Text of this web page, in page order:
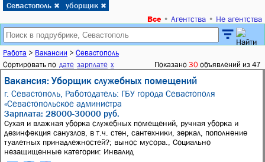
Севастополь ✖ уборщик ✖
Все • Агентства • Не агентства
Работа > Вакансии > Севастополь
Сортировать по дате зарплате x Показано 30 объявлений из 47
Вакансия: Уборщик служебных помещений
г. Севастополь, Работодатель: ГБУ города Севастополя
«Севастопольское администра
Зарплата: 28000-30000 руб.
Сухая и влажная уборка служебных помещений, ручная уборка и
дезинфекция санузлов, в т.ч. стен, сантехники, зеркал, пополнение
туалетных принадлежностей?; вынос мусора., Социально
незащищенные категории: Инвалид